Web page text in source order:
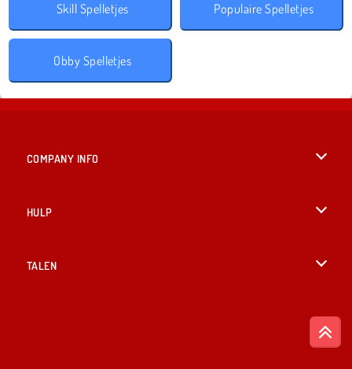
Skill Spelletjes Populaire Spelletjes
Obby Spelletjes
COMPANY INFO
HULP
TALEN